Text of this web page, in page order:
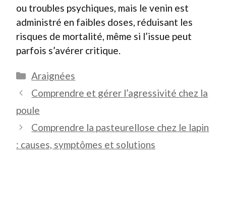
ou troubles psychiques, mais le venin est
administré en faibles doses, réduisant les
risques de mortalité, même si l’issue peut
parfois s’avérer critique.
Catégories
Araignées
Comprendre et gérer l’agressivité chez la
poule
Comprendre la pasteurellose chez le lapin
: causes, symptômes et solutions